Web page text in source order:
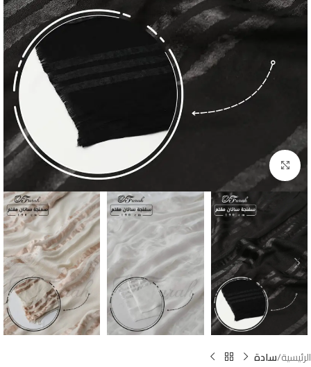
Click to enlarge
الرئيسية سادة